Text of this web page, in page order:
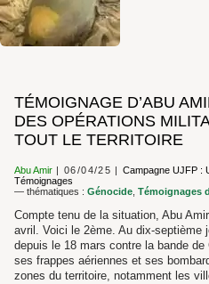
TÉMOIGNAGE D’ABU
DES OPÉRATIONS
TOUT LE TERRITOIRE
Abu Amir 06/04/25 Campagne UJFP :
Témoignages
— thématiques : Génocide, Témoignages
Compte tenu de la situation, Abu
avril. Voici le 2ème. Au dix-septième
depuis le 18 mars contre la bande de
ses frappes aériennes et ses
zones du territoire, notamment les